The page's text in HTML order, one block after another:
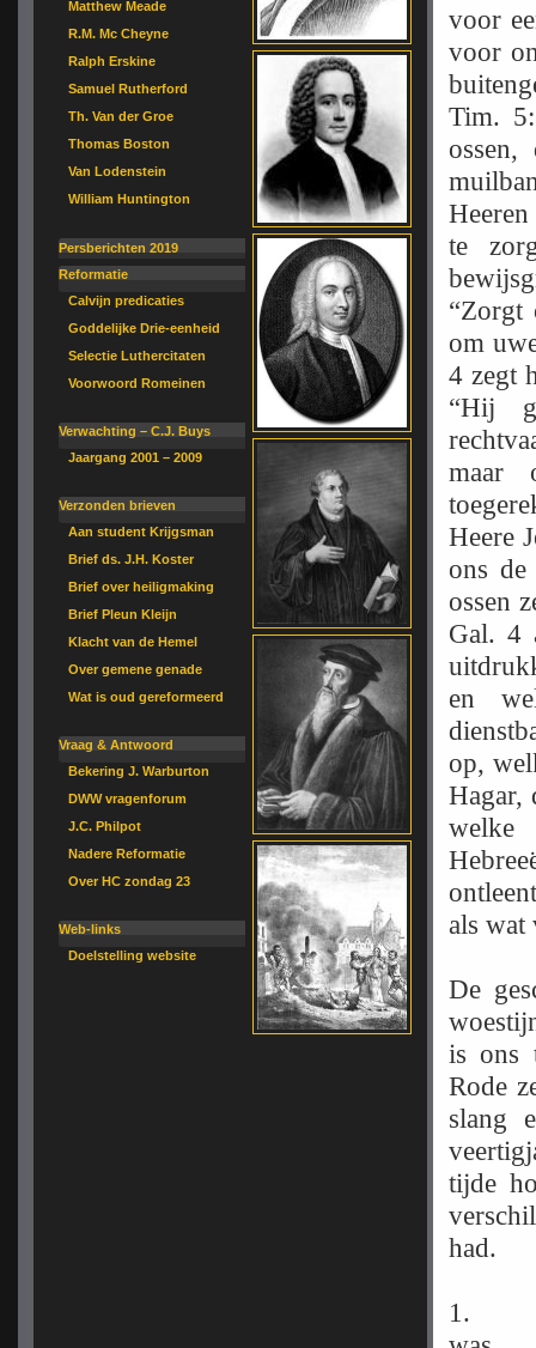
Matthew Meade
R.M. Mc Cheyne
Ralph Erskine
Samuel Rutherford
Th. Van der Groe
Thomas Boston
Van Lodenstein
William Huntington
Persberichten 2019
Reformatie
Calvijn predicaties
Goddelijke Drie-eenheid
Selectie Luthercitaten
Voorwoord Romeinen
Verwachting – C.J. Buys
Jaargang 2001 – 2009
Verzonden brieven
Aan student Krijgsman
Brief ds. J.H. Koster
Brief over heiligmaking
Brief Pleun Kleijn
Klacht van de Hemel
Over gemene genade
Wat is oud gereformeerd
Vraag & Antwoord
Bekering J. Warburton
DWW vragenforum
J.C. Philpot
Nadere Reformatie
Over HC zondag 23
Web-links
Doelstelling website
voor
voor
Tim.
te
“Zorgt
om
4 zegt
“Hij
maar
Heere
ons
ossen
Gal. 4
en
op,
Hagar,
welke
als wat
De
is ons
Rode
slang
tijde
had.